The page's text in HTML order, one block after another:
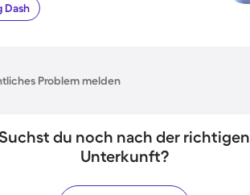
Dash
Problem melden
du noch nach der richtigen
Unterkunft?